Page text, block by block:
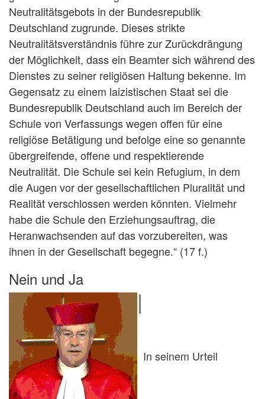
Neutralitätsgebots in der Bundesrepublik
Deutschland zugrunde. Dieses strikte
Neutralitätsverständnis führe zur Zurückdrängung
der Möglichkeit, dass ein Beamter sich während des
Dienstes zu seiner religiösen Haltung bekenne. Im
Gegensatz zu einem laizistischen Staat sei die
Bundesrepublik Deutschland auch im Bereich der
Schule von Verfassungs wegen offen für eine
religiöse Betätigung und befolge eine so genannte
übergreifende, offene und respektierende
Neutralität. Die Schule sei kein Refugium, in dem
die Augen vor der gesellschaftlichen Pluralität und
Realität verschlossen werden könnten. Vielmehr
habe die Schule den Erziehungsauftrag, die
Heranwachsenden auf das vorzubereiten, was
ihnen in der Gesellschaft begegne.“ (17 f.)
Nein und Ja
In seinem Urteil